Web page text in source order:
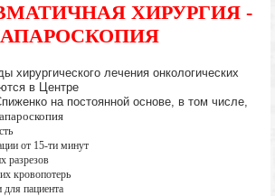
ХИРУРГИЯ -
хирургического лечения онкологических
в Центре
на постоянной основе, в том числе,
от 15-ти минут
разрезов
кровопотерь
пациента